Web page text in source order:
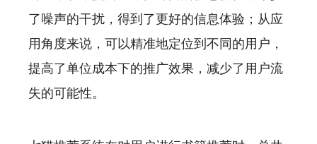
了噪声的干扰，得到了更好的信息体验；从应
用角度来说，可以精准地定位到不同的用户，
提高了单位成本下的推广效果，减少了用户流
失的可能性。